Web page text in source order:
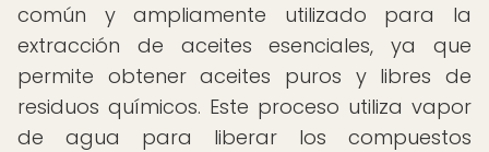
común y ampliamente utilizado para la
extracción de aceites esenciales, ya que
permite obtener aceites puros y libres de
residuos químicos. Este proceso utiliza vapor
de agua para liberar los compuestos